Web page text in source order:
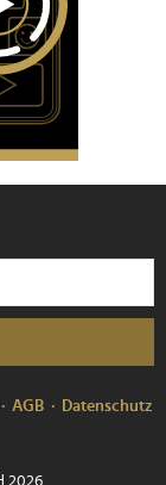
AGB
Datenschutz